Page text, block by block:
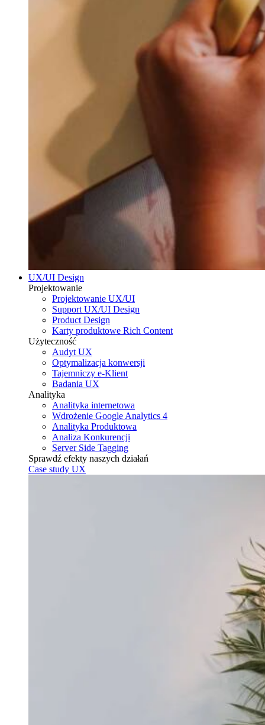
UX/UI Design
Projektowanie
Projektowanie UX/UI
Support UX/UI Design
Product Design
Karty produktowe Rich Content
Użyteczność
Audyt UX
Optymalizacja konwersji
Tajemniczy e-Klient
Badania UX
Analityka
Analityka internetowa
Wdrożenie Google Analytics 4
Analityka Produktowa
Analiza Konkurencji
Server Side Tagging
Sprawdź efekty naszych działań
Case study UX